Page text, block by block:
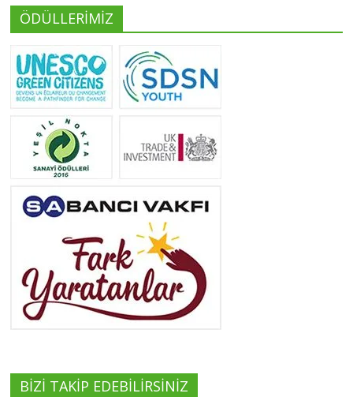
Yeliz Yılmaz
Tüm yazıları görüntüle
Yeşilist
Tüm yazıları görüntüle
ÖDÜLLERİMİZ
BİZİ TAKİP EDEBİLİRSİNİZ